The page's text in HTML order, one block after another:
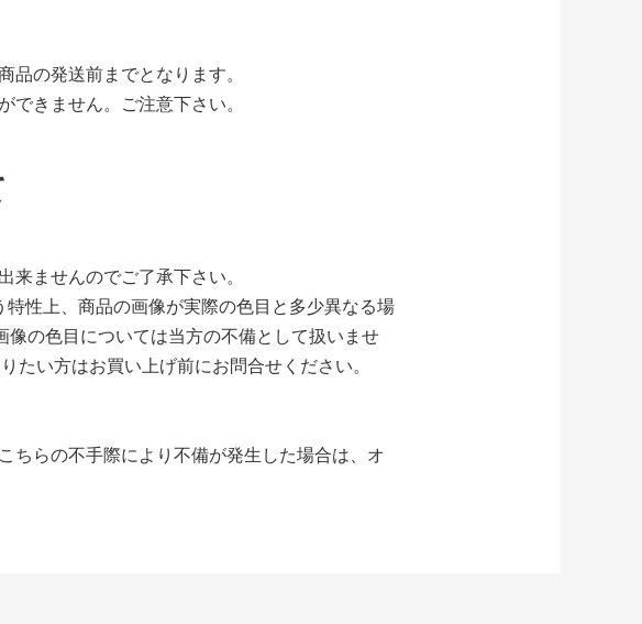
品の発送前までとなります。
できません。ご注意下さい。
来ませんのでご了承下さい。
性上、商品の画像が実際の色目と多少異なる場
像の色目については当方の不備として扱いませ
たい方はお買い上げ前にお問合せください。
ちらの不手際により不備が発生した場合は、オ